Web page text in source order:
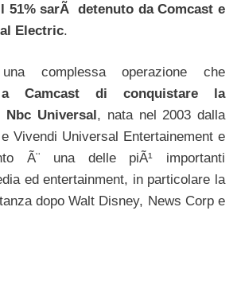
sarÃ detenuto da Comcast e
Electric.
complessa operazione che
Camcast di conquistare la
Universal , nata nel 2003 dalla
Vivendi Universal Entertainement e
Ã¨ una delle piÃ¹ importanti
ed entertainment, in particolare la
dopo Walt Disney, News Corp e